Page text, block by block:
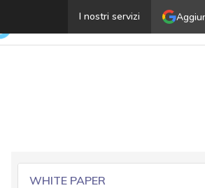
I nostri servizi
Progetto Sefi e chat di stato:
WHITE PAPER